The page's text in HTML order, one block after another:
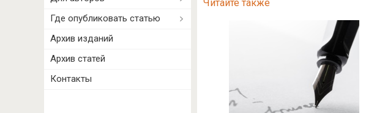
Читайте также
Где опубликовать статью
Архив изданий
Архив статей
Контакты